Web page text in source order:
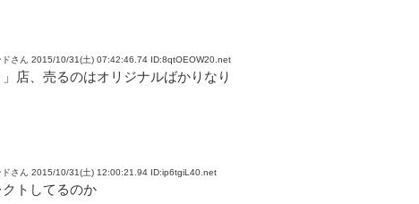
ドさん 2015/10/31(土) 07:42:46.74 ID:8qtOEOW20.net
」店、売るのはオリジナルばかりなり
ドさん 2015/10/31(土) 12:00:21.94 ID:ip6tgiL40.net
トしてるのか